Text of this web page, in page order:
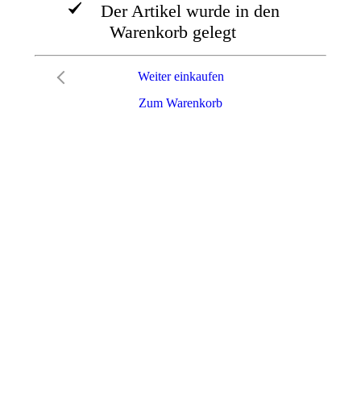
Der Artikel wurde in den
Warenkorb gelegt
Zum Warenkorb
Weiter einkaufen